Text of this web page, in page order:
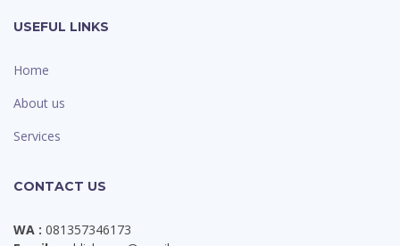
USEFUL LINKS
Home
About us
Services
CONTACT US
WA : 081357346173